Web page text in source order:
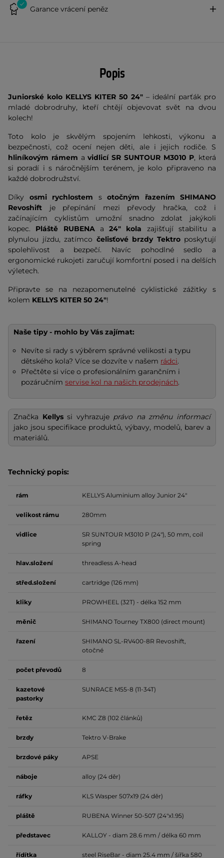
Garance vrácení peněz
Popis
Juniorské kolo KELLYS KITER 50 24" – ideální parťák pro
mladé dobrodruhy, kteří chtějí objevovat svět na dvou
kolech!
Toto kolo je skvělým spojením lehkosti, výkonu a
bezpečnosti, což ocení nejen děti, ale i jejich rodiče. S
hliníkovým rámem avidlicí SR SUNTOUR M3010 P, která
si poradí i s náročnějším terénem, je kolo připraveno na
každé dobrodružství.
Díky osmi rychlostem s otočným řazením SHIMANO
Revoshift je přepínání mezi převody hračka, což i
začínajícím cyklistům umožní snadno zdolat jakýkoli
kopec. Pláště RUBENAa 24" kola zajišťují stabilitu a
plynulou jízdu, zatímco čelisťové brzdy Tektroposkytují
spolehlivost a bezpečí. Navíc pohodlné sedlo a
ergonomické rukojeti zaručují komfortní posed i na delších
výletech.
Připravte se na nezapomenutelné cyklistické zážitky s
kolem KELLYS KITER 50 24"!
Naše tipy - mohlo by Vás zajímat:
Nevíte si rady s výběrem správné velikosti a typu
dětského kola? Více se dozvíte v našem rádci.
Přečtěte si více o profesionálním garančním i
pozáručnímservise kol na našich prodejnách.
Značka Kellyssi vyhrazuje právo na změnu informací
jako jsou specifikace produktů, výbavy, modelů, barev a
materiálů.
Technický popis:
rám KELLYS Aluminium alloy Junior 24"
velikost rámu 280mm
vidlice
SR SUNTOUR M3010 P (24"), 50 mm, coil
spring
hlav.složení threadless A-head
střed.složení cartridge (126 mm)
kliky PROWHEEL (32T) - délka 152 mm
měnič SHIMANO Tourney TX800 (direct mount)
řazení
SHIMANO SL-RV400-8R Revoshift,
otočné
počet převodů 8
kazetové
pastorky
SUNRACE M55-8 (11-34T)
řetěz KMC Z8 (102 článků)
brzdy Tektro V-Brake
brzdové páky APSE
náboje alloy (24 děr)
ráfky KLS Wasper 507x19 (24 děr)
pláště RUBENA Winner 50-507 (24"x1.95)
představec KALLOY - diam 28.6 mm / délka 60 mm
řídítka steel RiseBar - diam 25.4 mm / šířka 580